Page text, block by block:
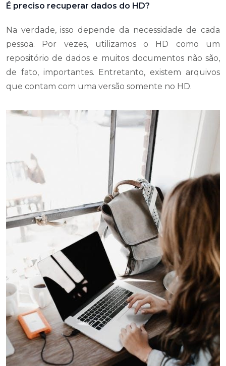
É preciso recuperar dados do HD?
Na verdade, isso depende da necessidade de cada
pessoa. Por vezes, utilizamos o HD como um
repositório de dados e muitos documentos não são,
de fato, importantes. Entretanto, existem arquivos
que contam com uma versão somente no HD.